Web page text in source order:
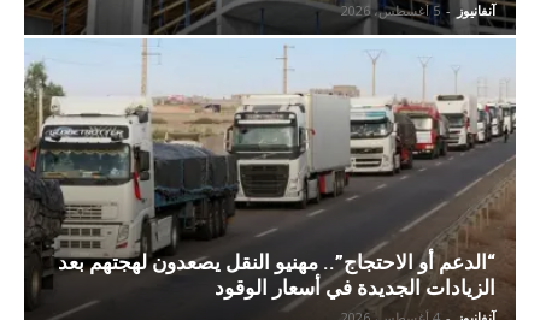
آنفانيوز - 5 أغسطس، 2026
“الدعم أو الاحتجاج”.. مهنيو النقل يصعدون لهجتهم بعد
الزيادات الجديدة في أسعار الوقود